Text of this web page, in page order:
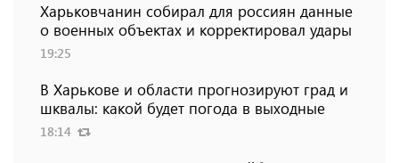
Харьковчанин собирал для россиян данные
о военных объектах и ​​корректировал удары
19:25
В Харькове и области прогнозируют град и
шквалы: какой будет погода в выходные
18:14